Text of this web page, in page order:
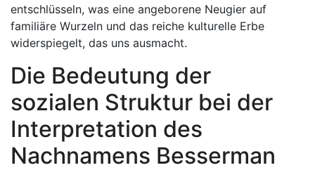
entschlüsseln, was eine angeborene Neugier auf
familiäre Wurzeln und das reiche kulturelle Erbe
widerspiegelt, das uns ausmacht.
Die Bedeutung der
sozialen Struktur bei der
Interpretation des
Nachnamens Besserman